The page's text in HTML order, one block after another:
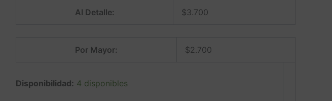
Al Detalle: $3.700
Por Mayor: $2.700
Disponibilidad: 4 disponibles